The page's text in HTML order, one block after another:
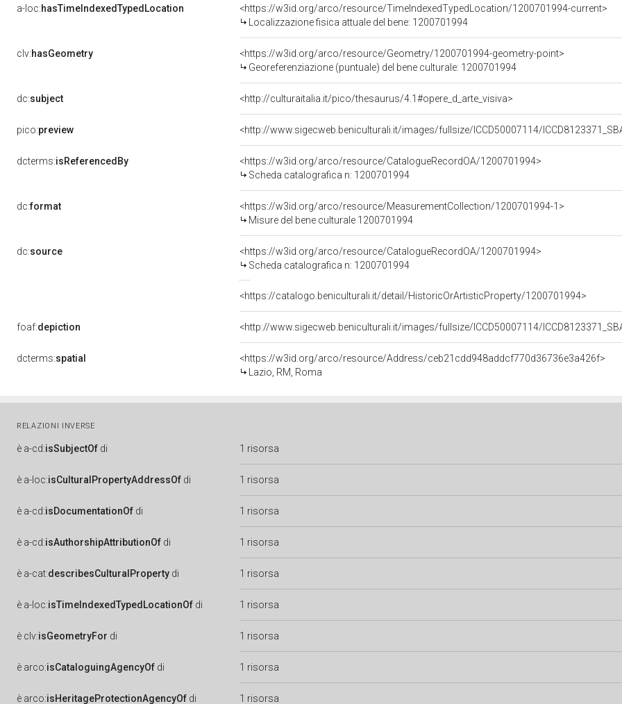
a-loc:hasTimeIndexedTypedLocation
<https://w3id.org/arco/resource/TimeIndexedTypedLocation/1200701994-current>
Localizzazione fisica attuale del bene: 1200701994
clv:hasGeometry
<https://w3id.org/arco/resource/Geometry/1200701994-geometry-point>
Georeferenziazione (puntuale) del bene culturale: 1200701994
dc:subject <http://culturaitalia.it/pico/thesaurus/4.1#opere_d_arte_visiva>
pico:preview <http://www.sigecweb.beniculturali.it/images/fullsize/ICCD50007114/
dcterms:isReferencedBy
<https://w3id.org/arco/resource/CatalogueRecordOA/1200701994>
Scheda catalografica n: 1200701994
dc:format
<https://w3id.org/arco/resource/MeasurementCollection/1200701994-1>
Misure del bene culturale 1200701994
dc:source
<https://w3id.org/arco/resource/CatalogueRecordOA/1200701994>
Scheda catalografica n: 1200701994
<https://catalogo.beniculturali.it/detail/HistoricOrArtisticProperty/1200701994>
foaf:depiction <http://www.sigecweb.beniculturali.it/images/fullsize/ICCD50007114/
dcterms:spatial
<https://w3id.org/arco/resource/Address/ceb21cdd948addcf770d36736e3a426f>
Lazio, RM, Roma
RELAZIONI INVERSE
è a-cd:isSubjectOf di 1 risorsa
è a-loc:isCulturalPropertyAddressOf di 1 risorsa
è a-cd:isDocumentationOf di 1 risorsa
è a-cd:isAuthorshipAttributionOf di 1 risorsa
è a-cat:describesCulturalProperty di 1 risorsa
è a-loc:isTimeIndexedTypedLocationOf di 1 risorsa
è clv:isGeometryFor di 1 risorsa
è arco:isCataloguingAgencyOf di 1 risorsa
è arco:isHeritageProtectionAgencyOf di 1 risorsa